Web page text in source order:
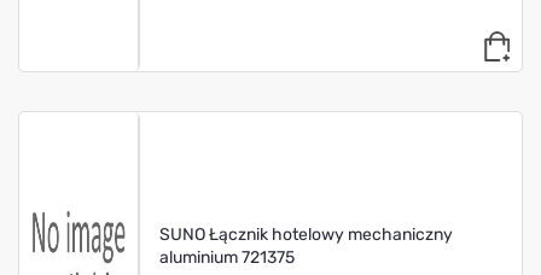
SUNO Łącznik hotelowy mechaniczny
aluminium 721375